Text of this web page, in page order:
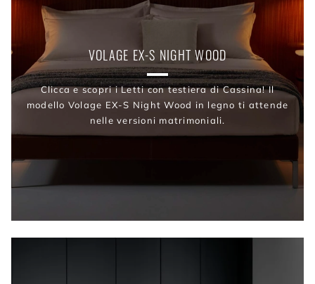
VOLAGE EX-S NIGHT WOOD
Clicca e scopri i Letti con testiera di Cassina! Il
modello Volage EX-S Night Wood in legno ti attende
nelle versioni matrimoniali.